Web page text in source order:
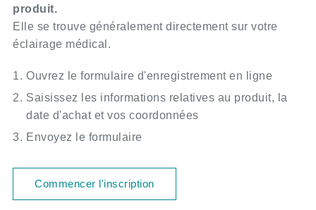
produit.
Elle se trouve généralement directement sur votre
éclairage médical.
Ouvrez le formulaire d'enregistrement en ligne
Saisissez les informations relatives au produit, la
date d'achat et vos coordonnées
Envoyez le formulaire
Commencer l'inscription